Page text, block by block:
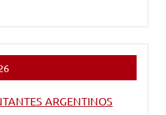
ARGENTINOS